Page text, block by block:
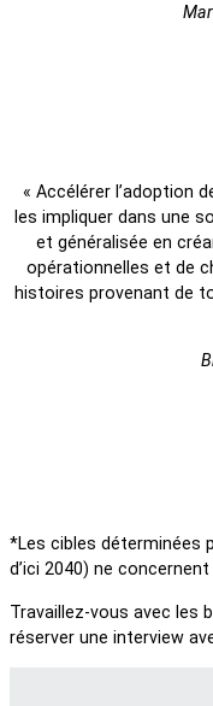
« Accélérer l’adoption
les impliquer dans une
et généralisée en
opérationnelles et de
histoires provenant de
*Les cibles déterminées
d’ici 2040) ne
Travaillez-vous avec les
réserver une interview